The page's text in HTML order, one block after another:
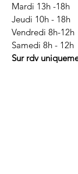
Mardi 13h -18h
Jeudi 10h - 18h
Vendredi 8h-12h
Samedi 8h - 12h
Sur rdv